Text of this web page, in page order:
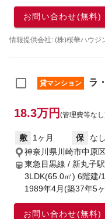
お問い合わせ(無料)
情報提供会社: (株)桜華ハウジ
貸マンション ラ
18.3万円 (管理費等な
敷 1ヶ月 保 なし
神奈川県川崎市中原
東急目黒線 / 新丸子駅
3LDK(65.0㎡) 6階建/
1989年4月(築37年5
お問い合わせ(無料)